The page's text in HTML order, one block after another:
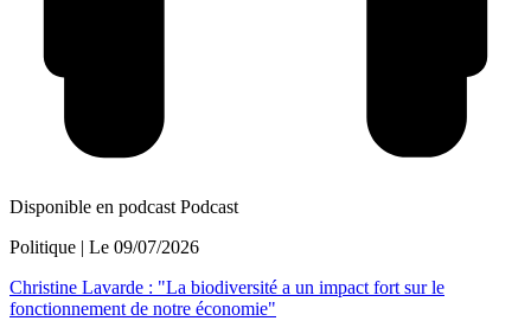
Disponible en podcast Podcast
Politique | Le 09/07/2026
Christine Lavarde : "La biodiversité a un impact fort sur le
fonctionnement de notre économie"